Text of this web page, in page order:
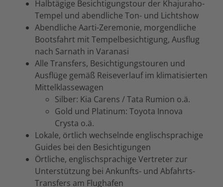
Halbtägige Besichtigungstour der Khajuraho-
Tempel und abendliche Ton- und Lichtshow
Abendliche Aarti-Zeremonie, morgendliche
Bootsfahrt mit Tempelbesichtigung, Ausflug
nach Sarnath in Varanasi
Alle Transfers, Besichtigungstouren und
Ausflüge gemäß Reiseverlauf im klimatisierten
Mittelklassewagen
Silber: Kia Carens / Tata Rumion o.ä.
Gold und Platinum: Toyota Innova
Crysta o.ä.
Lokale, örtlich wechselnde englischsprachige
Guides bei den Besichtigungen
Örtliche, englischsprachige Vertreter zur
Unterstützung bei Ankunfts- und Abfahrts-
Transfers am Flughafen